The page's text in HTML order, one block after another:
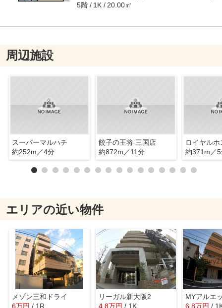
5階 1K 20.00㎡
周辺施設
スーパーマルハチ
約252m／4分
餃子の王将 三国店
約872m／11分
約371m／
エリアの近い物件
メゾン三和ドライ
6万円 / 1R
リーガル新大阪2
4.8万円 / 1K
MYアルエ
6.8万円 /